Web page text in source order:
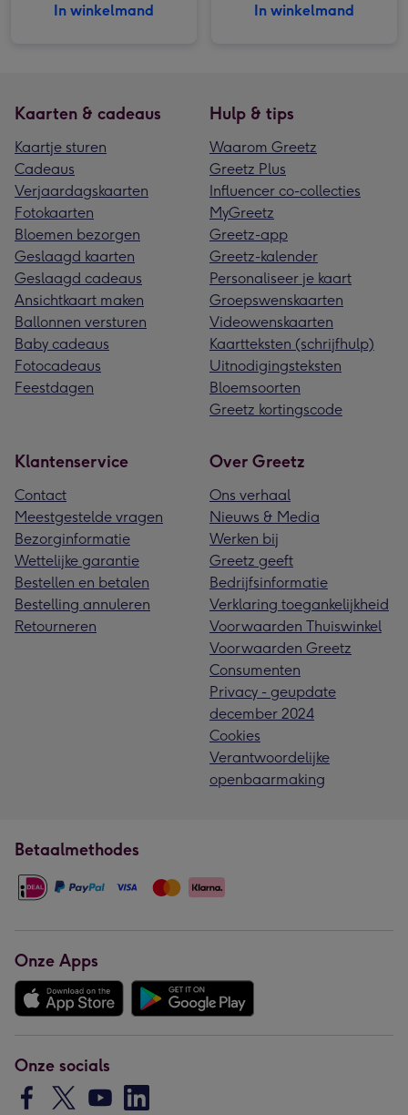
In winkelmand In winkelmand
Kaarten & cadeaus
Kaartje sturen
Cadeaus
Verjaardagskaarten
Fotokaarten
Bloemen bezorgen
Geslaagd kaarten
Geslaagd cadeaus
Ansichtkaart maken
Ballonnen versturen
Baby cadeaus
Fotocadeaus
Feestdagen
Hulp & tips
Waarom Greetz
Greetz Plus
Influencer co-collecties
MyGreetz
Greetz-app
Greetz-kalender
Personaliseer je kaart
Groepswenskaarten
Videowenskaarten
Kaartteksten (schrijfhulp)
Uitnodigingsteksten
Bloemsoorten
Greetz kortingscode
Klantenservice
Contact
Meestgestelde vragen
Bezorginformatie
Wettelijke garantie
Bestellen en betalen
Bestelling annuleren
Retourneren
Over Greetz
Ons verhaal
Nieuws & Media
Werken bij
Greetz geeft
Bedrijfsinformatie
Verklaring toegankelijkheid
Voorwaarden Thuiswinkel
Voorwaarden Greetz
Consumenten
Privacy - geupdate
december 2024
Cookies
Verantwoordelijke
openbaarmaking
Betaalmethodes
Onze Apps
Onze socials